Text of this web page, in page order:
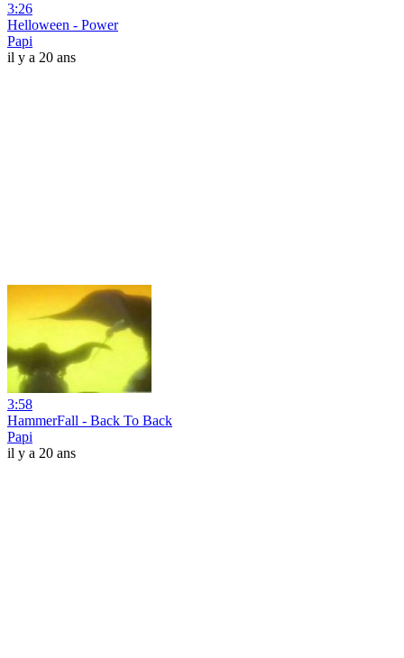
3:26
Helloween - Power
Papi
il y a 20 ans
3:58
HammerFall - Back To Back
Papi
il y a 20 ans